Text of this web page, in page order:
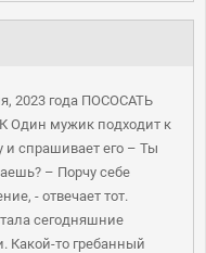
2023 года ПОСОСАТЬ
Один мужик подходит к
и спрашивает его – Ты
– Порчу себе
- отвечает тот.
сегодняшние
Какой-то гребанный